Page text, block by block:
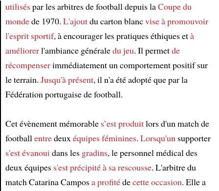
utiliséspar les arbitres de football depuis laCoupe du
mondede 1970. L'ajoutdu carton blancvise àpromouvoir
l'esprit sportif, à encourager les pratiques éthiques età
améliorerl'ambiance généraledu jeu. Il permetde
récompenserimmédiatement un comportement positif sur
le terrain. Jusqu'à présent, il n'a été adopté que par la
Fédération portugaise de football.
Cet évènement mémorable s’est produitlors d'un match de
footballentredeuxéquipes féminines. Lorsqu'unsupporter
s'est évanouidans les gradins, le personnel médical des
deux équipes s'est précipitéà sa rescousse. L'arbitre du
match Catarina Camposa profitédecette occasion. Elle a